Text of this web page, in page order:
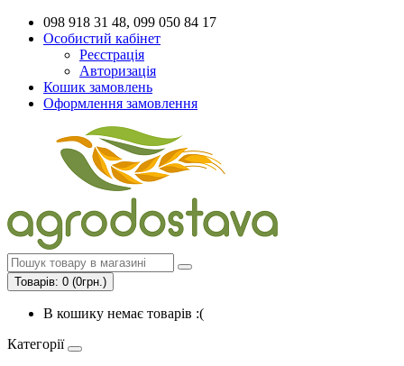
098 918 31 48, 099 050 84 17
Особистий кабінет
Реєстрація
Авторизація
Кошик замовлень
Оформлення замовлення
Товарів: 0 (0грн.)
В кошику немає товарів :(
Категорії